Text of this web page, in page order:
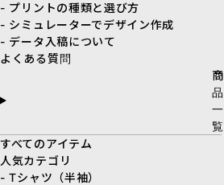
- プリントの種類と選び方
- シミュレーターでデザイン作成
- データ入稿について
よくある質問
商
品
一
覧
すべてのアイテム
人気カテゴリ
- Tシャツ（半袖）